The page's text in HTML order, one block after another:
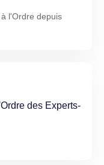
l'Ordre depuis
des Experts-